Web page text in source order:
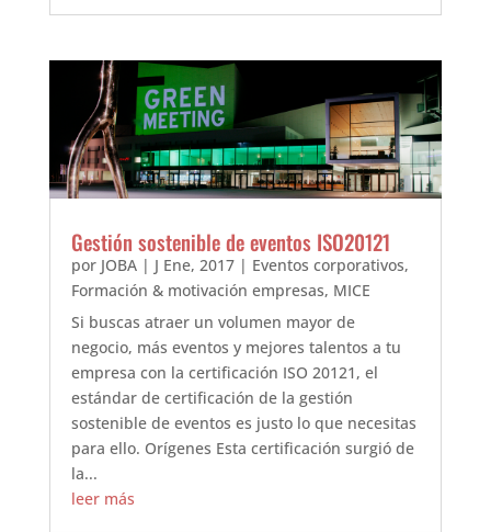
Gestión sostenible de eventos ISO20121
por JOBA| J Ene, 2017| Eventos corporativos,
Formación & motivación empresas, MICE
Si buscas atraer un volumen mayor de
negocio, más eventos y mejores talentos a tu
empresa con la certificación ISO 20121, el
estándar de certificación de la gestión
sostenible de eventos es justo lo que necesitas
para ello. Orígenes Esta certificación surgió de
la...
leer más